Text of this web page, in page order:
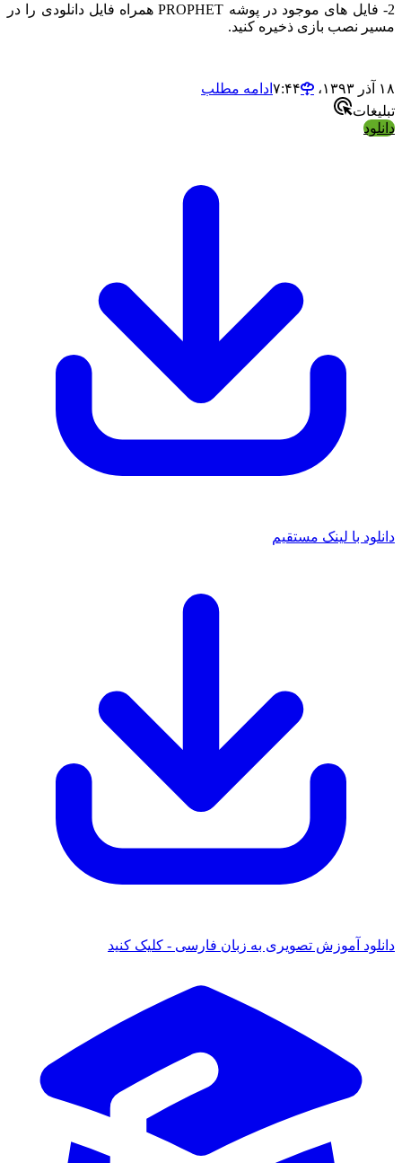
2- فایل های موجود در پوشه PROPHET همراه فایل دانلودی را در
بازی ذخیره کنید.
ادامه مطلب
با لینک مستقیم
آموزش تصویری به زبان فارسی - کلیک کنید